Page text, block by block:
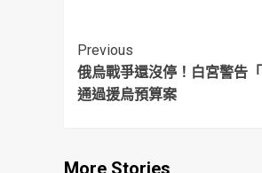
Continue
Reading
Previous
俄烏戰爭還沒停！白宮警告
通過援烏預算案